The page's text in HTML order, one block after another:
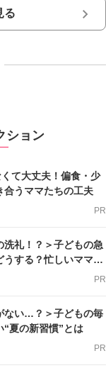
る
ション
て大丈夫！偏食・少
合うママたちの工夫
PR
洗礼！？＞子どもの急
うする？忙しいママを
PR
ない…？＞子どもの毎
“夏の新習慣”とは
PR